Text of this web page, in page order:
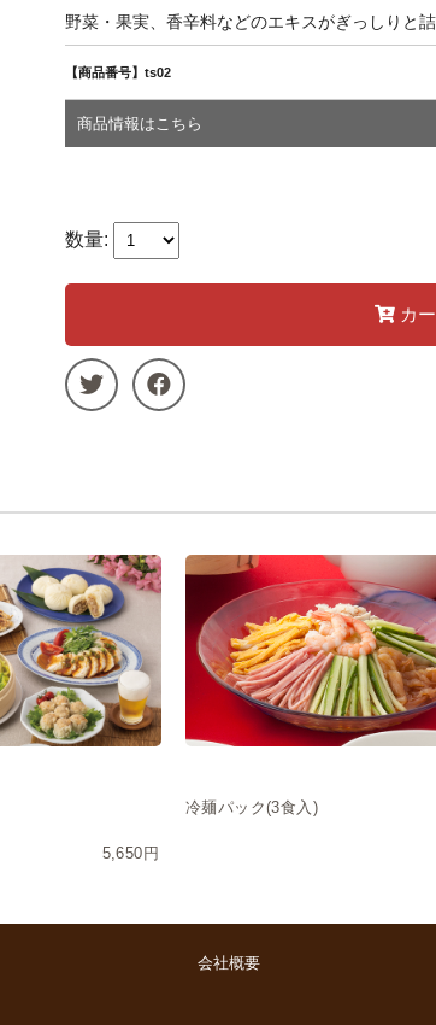
野菜・果実、香辛料などのエキスがぎっしりと詰
【商品番号】ts02
商品情報はこちら
数量:
カ
5,650円
冷麺パック(3食入)
会社概要